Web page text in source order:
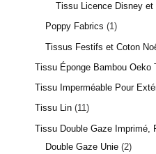
Tissu Licence Disney et
Poppy Fabrics
1
Tissus Festifs et Coton
Tissu Éponge Bambou Oeko
Tissu Imperméable Pour
Tissu Lin 11
Tissu Double Gaze Imprimé,
Double Gaze Unie 2